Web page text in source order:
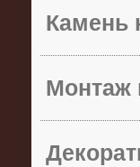
Камень
Монтаж